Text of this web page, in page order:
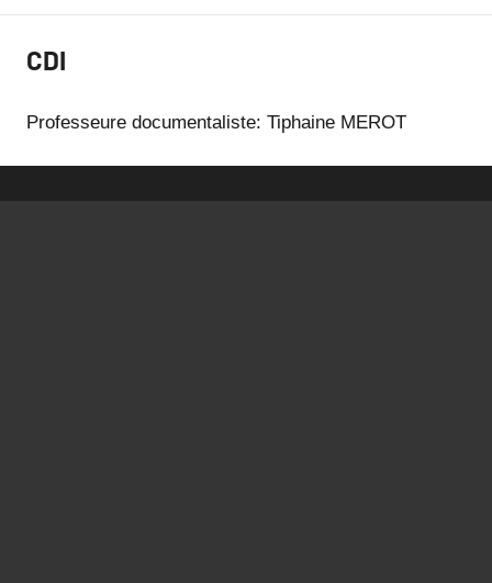
CDI
Professeure documentaliste: Tiphaine MEROT